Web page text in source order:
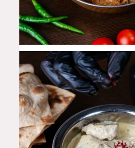
QAR 48